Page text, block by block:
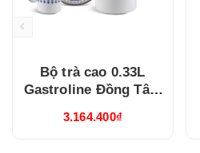
Bộ trà cao 0.33L
Gastroline Đồng Tâm
(68334147003)
3.164.400₫